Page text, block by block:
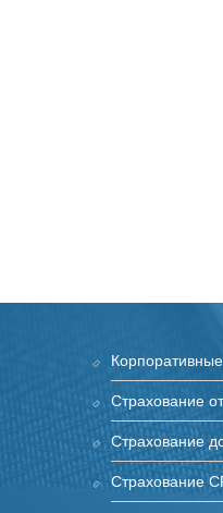
Страхование
Страхование
Страхование